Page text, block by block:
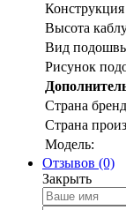
Конструкция
Высота
Вид
Рисунок
Страна
Страна
Модель:
Отзывов (0)
Закрыть